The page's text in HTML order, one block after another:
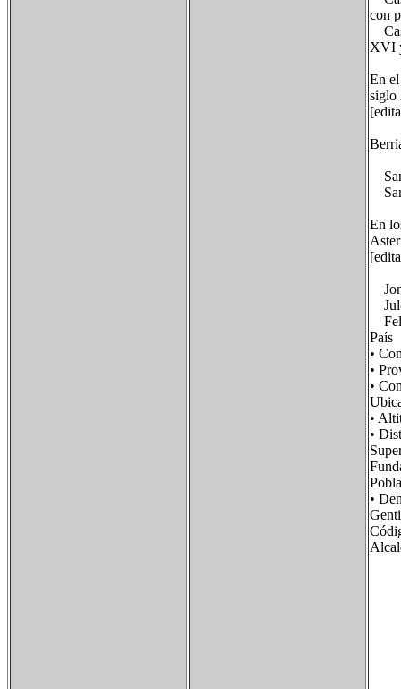
con
XVI
En
siglo
En
Jon
País
•
•
•
•
•
•